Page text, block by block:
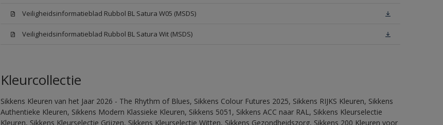
Veiligheidsinformatieblad Rubbol BL Satura W05 (MSDS)
Veiligheidsinformatieblad Rubbol BL Satura Wit (MSDS)
Kleurcollectie
Sikkens Kleuren van het Jaar 2026 - The Rhythm of Blues, Sikkens Colour Futures 2025, Sikkens RIJKS Kleuren, Sikkens
Authentieke Kleuren, Sikkens Modern Klassieke Kleuren, Sikkens 5051, Sikkens ACC naar RAL, Sikkens Kleurselectie
Kleuren, Sikkens Kleurselectie Grijzen, Sikkens Kleurselectie Witten, Sikkens Gezondheidszorg, Sikkens 200 Kleuren voor